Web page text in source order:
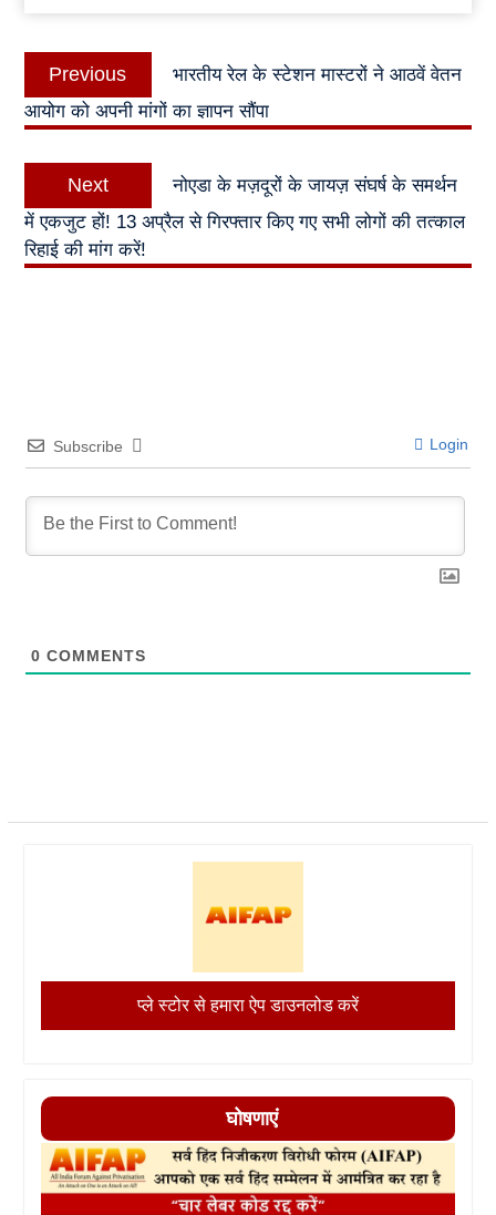
Post
navigation
Previous
Previous
post:
भारतीय रेल के स्टेशन मास्टरों ने आठवें वेतन
आयोग को अपनी मांगों का ज्ञापन सौंपा
Next
Next
post:
नोएडा के मज़दूरों के जायज़ संघर्ष के समर्थन
में एकजुट हों! 13 अप्रैल से गिरफ्तार किए गए सभी लोगों की तत्काल
रिहाई की मांग करें!
Subscribe Login
0 COMMENTS
प्ले स्टोर से हमारा ऐप डाउनलोड करें
घोषणाएं